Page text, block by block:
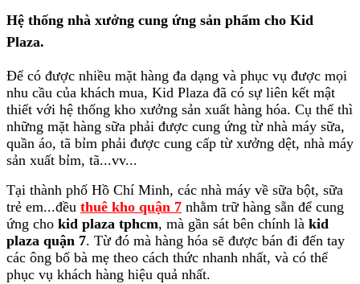
Hệ thống nhà xưởng cung ứng sản phẩm cho Kid
Plaza.
Để có được nhiều mặt hàng đa dạng và phục vụ được mọi
nhu cầu của khách mua, Kid Plaza đã có sự liên kết mật
thiết với hệ thống kho xưởng sản xuất hàng hóa. Cụ thể thì
những mặt hàng sữa phải được cung ứng từ nhà máy sữa,
quần áo, tã bỉm phải được cung cấp từ xưởng dệt, nhà máy
sản xuất bỉm, tã...vv...
Tại thành phố Hồ Chí Minh, các nhà máy về sữa bột, sữa
trẻ em...đều thuê kho quận 7 nhằm trữ hàng sẵn để cung
ứng cho kid plaza tphcm, mà gần sát bên chính là kid
plaza quận 7. Từ đó mà hàng hóa sẽ được bán đi đến tay
các ông bố bà mẹ theo cách thức nhanh nhất, và có thể
phục vụ khách hàng hiệu quả nhất.